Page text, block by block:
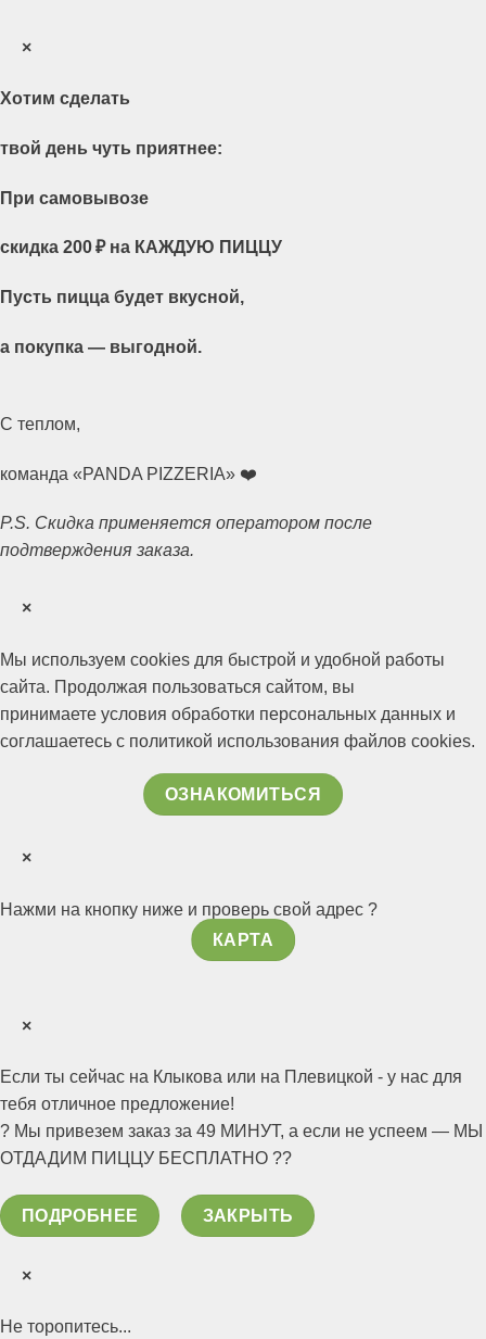
×
Хотим сделать
твой день чуть приятнее:
При самовывозе
скидка 200 ₽ на КАЖДУЮ ПИЦЦУ
Пусть пицца будет вкусной,
а покупка — выгодной.
С теплом,
команда «PANDA PIZZERIA» ❤️
P.S. Скидка применяется оператором после
подтверждения заказа.
×
Мы используем cookies для быстрой и удобной работы
сайта. Продолжая пользоваться сайтом, вы
принимаете условия обработки персональных данных и
соглашаетесь с политикой использования файлов cookies.
ОЗНАКОМИТЬСЯ
×
Нажми на кнопку ниже и проверь свой адрес ?
КАРТА
×
Если ты сейчас на Клыкова или на Плевицкой - у нас для
тебя отличное предложение!
? Мы привезем заказ за 49 МИНУТ, а если не успеем — МЫ
ОТДАДИМ ПИЦЦУ БЕСПЛАТНО ??
ПОДРОБНЕЕ ЗАКРЫТЬ
×
Не торопитесь...